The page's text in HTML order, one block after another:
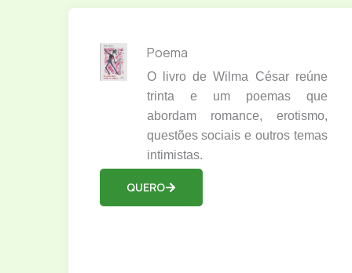
Poema
O livro de Wilma César reúne
trinta e um poemas que
abordam romance, erotismo,
questões sociais e outros temas
intimistas.
QUERO